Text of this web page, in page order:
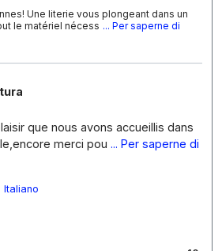
Une literie vous plongeant dans un
le matériel nécess ... Per saperne di
que nous avons accueillis dans
merci pou ... Per saperne di
Italiano